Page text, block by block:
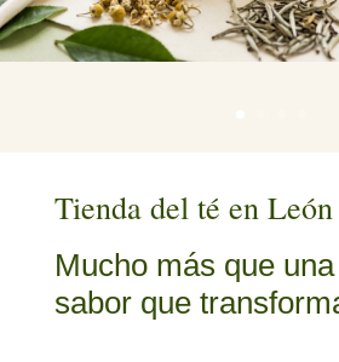
Encuentra el sabor que
Tienda del té en León
Mucho más que
sabor que